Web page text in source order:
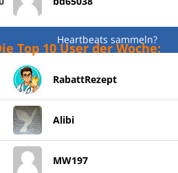
Heartbeats sammeln?
Top 10 User der Woche:
RabattRezept
Alibi
MW197